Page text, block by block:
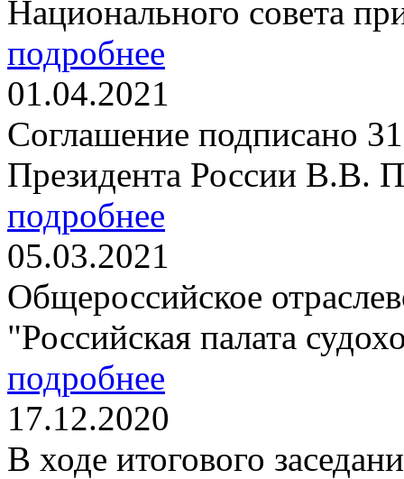
Национального совета
подробнее
01.04.2021
Соглашение подписано
Президента России В.В.
подробнее
05.03.2021
Общероссийское
"Российская палата
подробнее
17.12.2020
В ходе итогового